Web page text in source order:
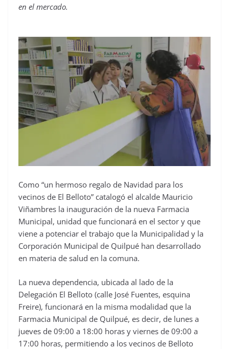
en el mercado.
Como “un hermoso regalo de Navidad para los
vecinos de El Belloto” catalogó el alcalde Mauricio
Viñambres la inauguración de la nueva Farmacia
Municipal, unidad que funcionará en el sector y que
viene a potenciar el trabajo que la Municipalidad y la
Corporación Municipal de Quilpué han desarrollado
en materia de salud en la comuna.
La nueva dependencia, ubicada al lado de la
Delegación El Belloto (calle José Fuentes, esquina
Freire), funcionará en la misma modalidad que la
Farmacia Municipal de Quilpué, es decir, de lunes a
jueves de 09:00 a 18:00 horas y viernes de 09:00 a
17:00 horas, permitiendo a los vecinos de Belloto